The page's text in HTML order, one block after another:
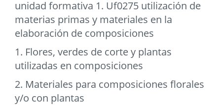
unidad formativa 1. Uf0275 utilización de
materias primas y materiales en la
elaboración de composiciones
1. Flores, verdes de corte y plantas
utilizadas en composiciones
2. Materiales para composiciones florales
y/o con plantas